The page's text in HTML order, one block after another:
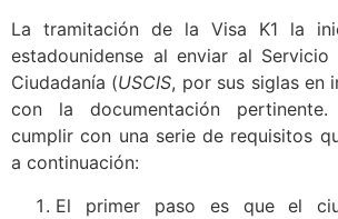
La tramitación de la Visa K1 la
estadounidense al enviar al
Ciudadanía (USCIS, por sus siglas en
con la documentación
cumplir con una serie de requisitos
a continuación:
El primer paso es que el